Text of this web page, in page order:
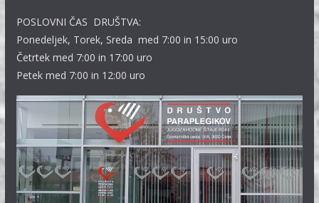
POSLOVNI ČAS DRUŠTVA:
Ponedeljek, Torek, Sreda med 7:00 in 15:00 uro
Četrtek med 7:00 in 17:00 uro
Petek med 7:00 in 12:00 uro